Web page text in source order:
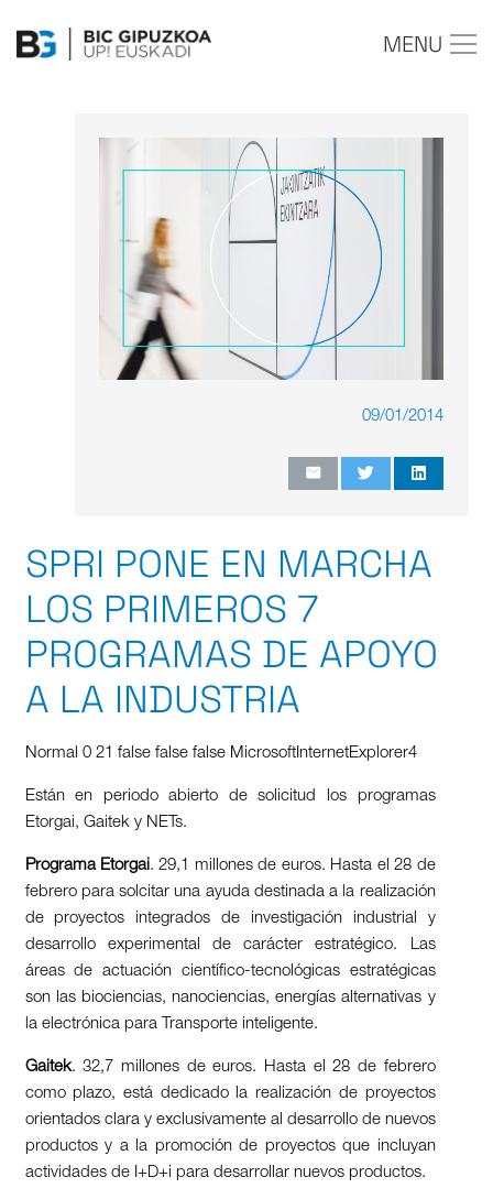
MENU
09/01/2014
SPRI PONE EN MARCHA
LOS PRIMEROS 7
PROGRAMAS DE APOYO
A LA INDUSTRIA
Normal 0 21 false false false MicrosoftInternetExplorer4
Están en periodo abierto de solicitud los programas
Etorgai, Gaitek y NETs.
Programa Etorgai. 29,1 millones de euros. Hasta el 28 de
febrero para solcitar una ayuda destinada a la realización
de proyectos integrados de investigación industrial y
desarrollo experimental de carácter estratégico. Las
áreas de actuación científico-tecnológicas estratégicas
son las biociencias, nanociencias, energías alternativas y
la electrónica para Transporte inteligente.
Gaitek. 32,7 millones de euros. Hasta el 28 de febrero
como plazo, está dedicado la realización de proyectos
orientados clara y exclusivamente al desarrollo de nuevos
productos y a la promoción de proyectos que incluyan
actividades de I+D+i para desarrollar nuevos productos.